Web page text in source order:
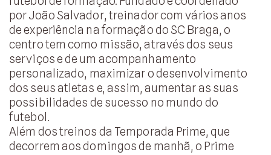
por João Salvador, treinador com vários anos
de experiência na formação do SC Braga, o
centro tem como missão, através dos seus
serviços e de um acompanhamento
personalizado, maximizar o desenvolvimento
dos seus atletas e, assim, aumentar as suas
possibilidades de sucesso no mundo do
futebol.
Além dos treinos da Temporada Prime, que
decorrem aos domingos de manhã, o Prime